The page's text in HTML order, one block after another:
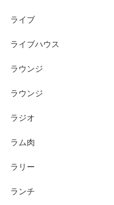
ライブ
ライブハウス
ラウンジ
ラウンジ
ラジオ
ラム肉
ラリー
ランチ